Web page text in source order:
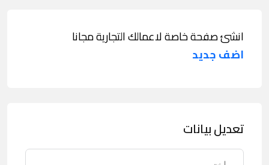
انشئ صفحة خاصة لاعمالك التجارية مجانا
اضف جديد
تعديل بيانات